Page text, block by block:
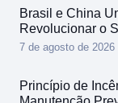
Brasil e China
Revolucionar o
7 de agosto de 2026
Princípio de